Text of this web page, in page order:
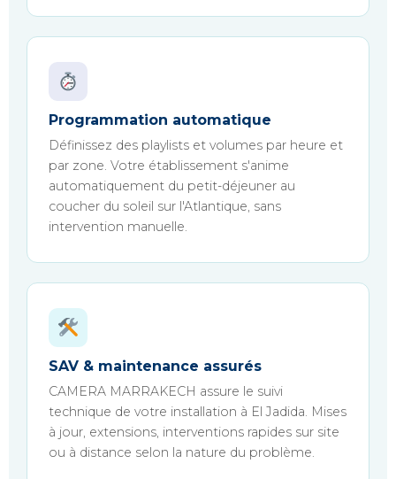
Programmation automatique
Définissez des playlists et volumes par heure et
par zone. Votre établissement s'anime
automatiquement du petit-déjeuner au
coucher du soleil sur l'Atlantique, sans
intervention manuelle.
SAV & maintenance assurés
CAMERA MARRAKECH assure le suivi
technique de votre installation à El Jadida. Mises
à jour, extensions, interventions rapides sur site
ou à distance selon la nature du problème.